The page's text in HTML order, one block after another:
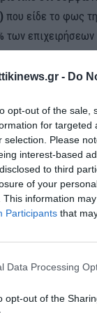
- Do
opt-out of the sale,
for targeted
selection. Please
interest-based
to third
of your
This information
Participants that
Data Processing
opt-out of the
που είδε το φως
των
του δείγματος
επενδυτικά
Το ΑΠΕ/ΜΠΕ με
το στίγμα της
(NYSE: DLR),
δεδομένων,
centerστην
και
ταdata